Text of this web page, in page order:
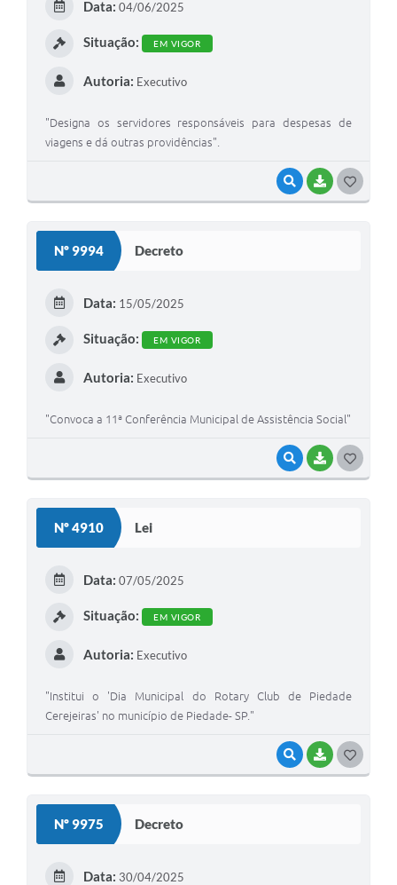
VISUALIZAR
BAIXAR
Data: 04/06/2025
Situação: EM VIGOR
Autoria: Executivo
"Designa os servidores responsáveis para despesas de
viagens e dá outras providências".
Nº 9994 Decreto
VISUALIZAR
BAIXAR
Data: 15/05/2025
Situação: EM VIGOR
Autoria: Executivo
"Convoca a 11ª Conferência Municipal de Assistência Social"
Nº 4910 Lei
VISUALIZAR
BAIXAR
Data: 07/05/2025
Situação: EM VIGOR
Autoria: Executivo
"Institui o 'Dia Municipal do Rotary Club de Piedade
Cerejeiras' no município de Piedade- SP."
Nº 9975 Decreto
Data: 30/04/2025